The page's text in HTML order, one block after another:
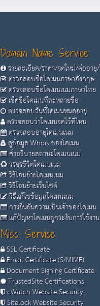
Domain Name Service
รายละเอียด/ราคา/จดใหม่/ต่ออายุ
ตรวจสอบชื่อโดเมนภาษาอังกฤษ
ตรวจสอบชื่อโดเมนเนมภาษาไทย
เช็คชื่อโดเมนทีละหลายชื่อ
ตรวจสอบวันที่โดเมนหมดอายุ
ตรวจสอบว่าโดเมนจดไว้ที่ไหน
ตรวจสอบอายุโดเมนเนม
ดูข้อมูล Whois ของโดเมน
คำอธิบายสถานะโดเมนเนม
วรจรชีวิตโดเมนเนม
วิธีโอนย้ายโดเมนเนม
วิธีโอนย้ายเว็บไซต์
วิธีแก้ไขข้อมูลโดเมนเนม
การยืนยันความเป็นเจ้าของโดเมน
แก้ปัญหาโดเมนถูกระงับการใช้งาน
Misc. Service
SSL Certificate
Email Certificate (S/MIME)
Document Signing Certificate
TrustedSite Certifications
cWatch Website Security
Sitelock Website Security